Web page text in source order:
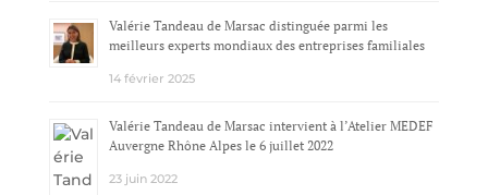
Valérie Tandeau de Marsac distinguée parmi les
meilleurs experts mondiaux des entreprises familiales
14 février 2025
Valérie Tandeau de Marsac intervient à l’Atelier MEDEF
Auvergne Rhône Alpes le 6 juillet 2022
23 juin 2022